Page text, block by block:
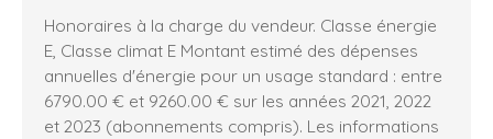
Honoraires à la charge du vendeur. Classe énergie
E, Classe climat E Montant estimé des dépenses
annuelles d'énergie pour un usage standard : entre
6790.00 € et 9260.00 € sur les années 2021, 2022
et 2023 (abonnements compris). Les informations